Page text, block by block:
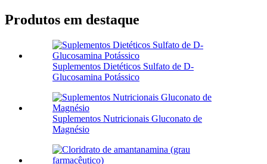
Produtos em destaque
Suplementos Dietéticos Sulfato de D-
Glucosamina Potássico
Suplementos Nutricionais Gluconato de
Magnésio